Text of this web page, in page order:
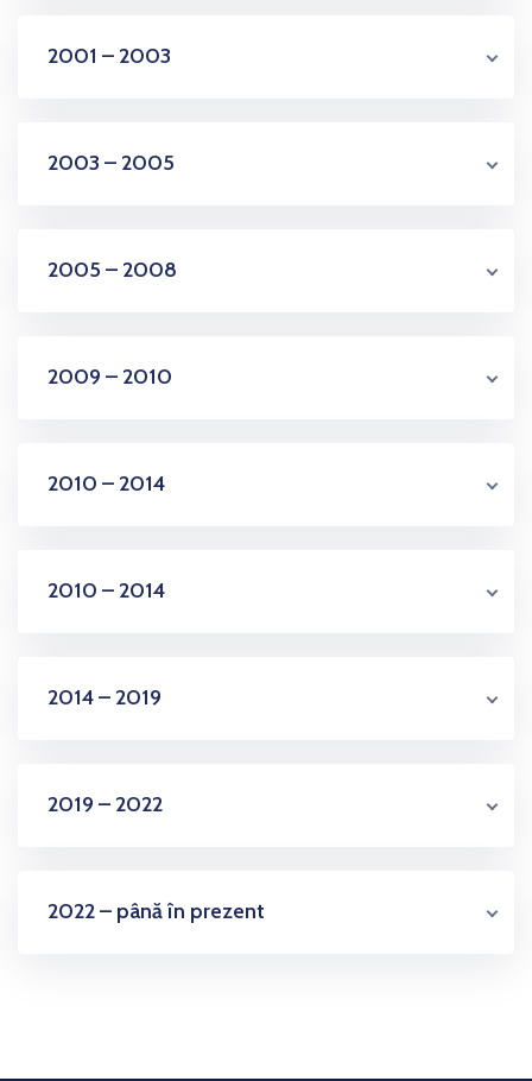
2001 – 2003
2003 – 2005
2005 – 2008
2009 – 2010
2010 – 2014
2010 – 2014
2014 – 2019
2019 – 2022
2022 – până în prezent